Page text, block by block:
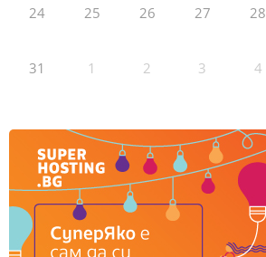
24 25 26 27 28
31 1 2 3 4